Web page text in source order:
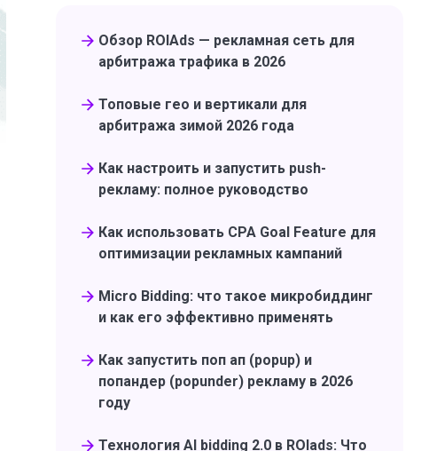
Обзор ROIAds — рекламная сеть для
арбитража трафика в 2026
Топовые гео и вертикали для
арбитража зимой 2026 года
Как настроить и запустить push-
рекламу: полное руководство
Как использовать CPA Goal Feature для
оптимизации рекламных кампаний
Micro Bidding: что такое микробиддинг
и как его эффективно применять
Как запустить поп ап (popup) и
попандер (popunder) рекламу в 2026
году
Технология AI bidding 2.0 в ROIads: Что